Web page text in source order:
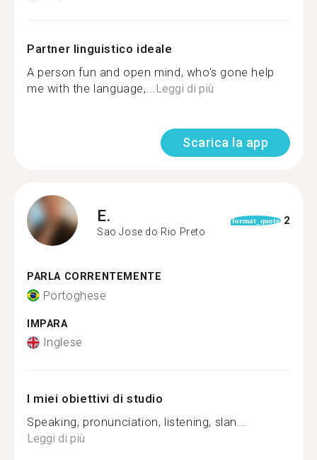
Partner linguistico ideale
A person fun and open mind, who's gone help
me with the language,...Leggi di più
Scarica la app
E.
Sao Jose do Rio Preto
format_quote 2
PARLA CORRENTEMENTE
Portoghese
IMPARA
Inglese
I miei obiettivi di studio
Speaking, pronunciation, listening, slan...
Leggi di più